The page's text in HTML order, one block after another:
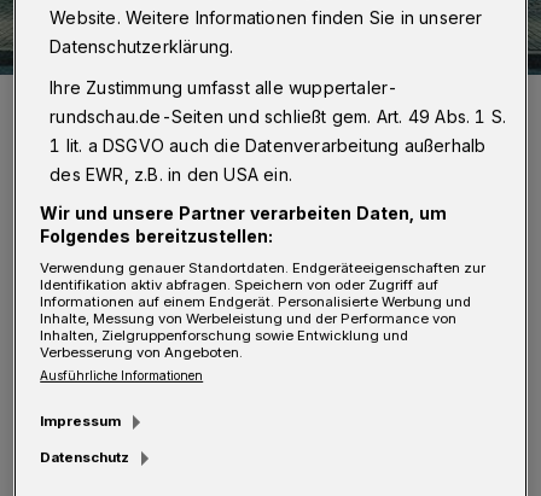
Start und Ziel des „echten“ Laufs ist an der Lise-Meitner-Straße im
Technologiezentrum „W-Tec“.
Foto: Verein Schwebebahn-Lauf
D er „echte“ Lauf startet von 9 bis 19 Uhr
an der Liese-Meitner-Straße auf den
Südhöhen. Die Teilnehmerinnen und
Website. Weitere Informationen finden Sie in unserer
Datenschutzerklärung.
Ihre Zustimmung umfasst alle wuppertaler-
rundschau.de-Seiten und schließt gem. Art. 49 Abs. 1 S.
1 lit. a DSGVO auch die Datenverarbeitung außerhalb
des EWR, z.B. in den USA ein.
Wir und unsere Partner verarbeiten Daten, um
Folgendes bereitzustellen:
Verwendung genauer Standortdaten. Endgeräteeigenschaften zur
Identifikation aktiv abfragen. Speichern von oder Zugriff auf
Informationen auf einem Endgerät. Personalisierte Werbung und
Inhalte, Messung von Werbeleistung und der Performance von
Inhalten, Zielgruppenforschung sowie Entwicklung und
Verbesserung von Angeboten.
Ausführliche Informationen
Impressum
Datenschutz